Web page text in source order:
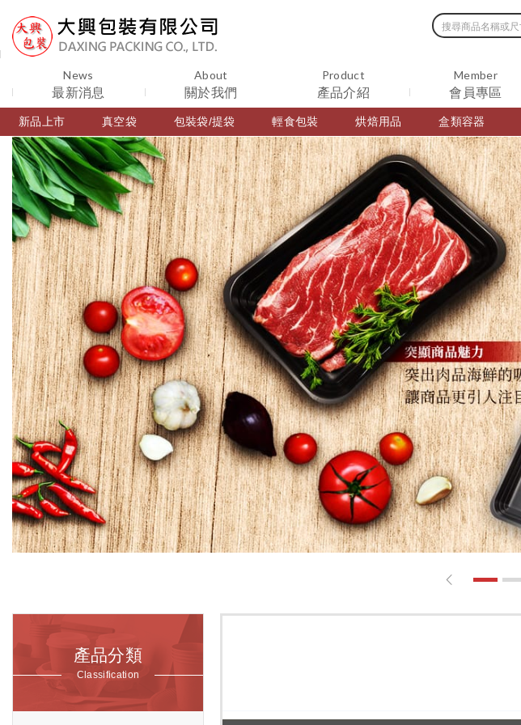
News
最新消息
About
關於我們
Product
產品介紹
新品上市 真空袋 包裝袋/提袋 輕食包裝 烘焙用品 盒類容器
Member
會員專區
1 2
產品分類
Classification